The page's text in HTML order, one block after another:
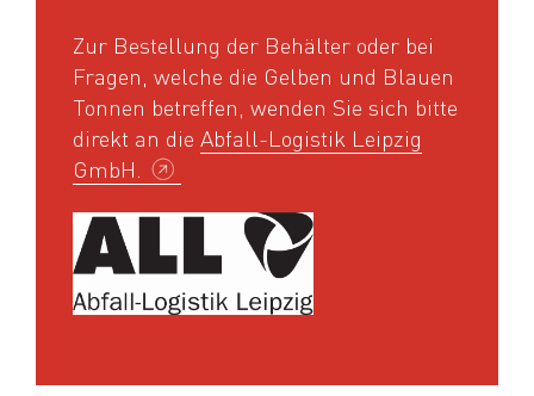
Zur Bestellung der Behälter oder bei
Fragen, welche die Gelben und Blauen
Tonnen betreffen, wenden Sie sich bitte
direkt an die Abfall-Logistik Leipzig
GmbH.